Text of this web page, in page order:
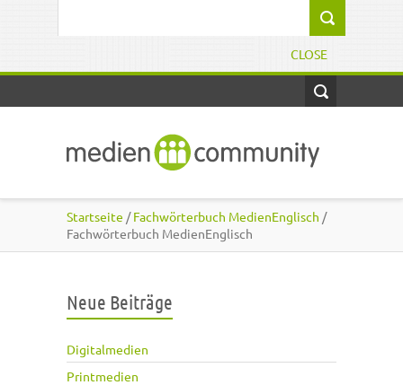
CLOSE
Startseite /Fachwörterbuch MedienEnglisch /
Fachwörterbuch MedienEnglisch
Neue Beiträge
Digitalmedien
Printmedien